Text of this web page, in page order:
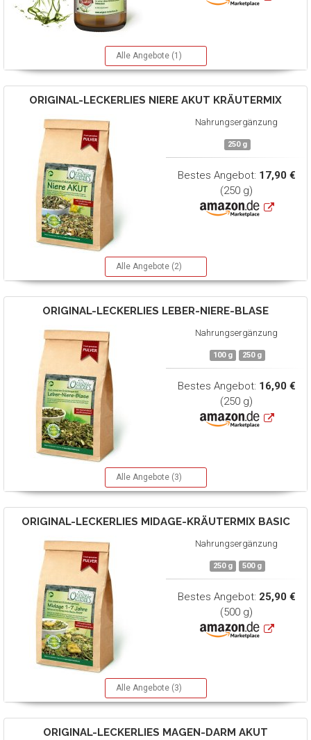
Alle Angebote (1)
ORIGINAL-LECKERLIES NIERE AKUT KRÄUTERMIX
Nahrungsergänzung
250 g
Bestes Angebot: 17,90 €
(250 g)
Alle Angebote (2)
ORIGINAL-LECKERLIES LEBER-NIERE-BLASE
Nahrungsergänzung
100 g 250 g
Bestes Angebot: 16,90 €
(250 g)
Alle Angebote (3)
ORIGINAL-LECKERLIES MIDAGE-KRÄUTERMIX BASIC
Nahrungsergänzung
250 g 500 g
Bestes Angebot: 25,90 €
(500 g)
Alle Angebote (3)
ORIGINAL-LECKERLIES MAGEN-DARM AKUT